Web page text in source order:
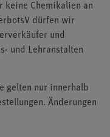
keine Chemikalien an
dürfen wir
und
und Lehranstalten
gelten nur innerhalb
Änderungen